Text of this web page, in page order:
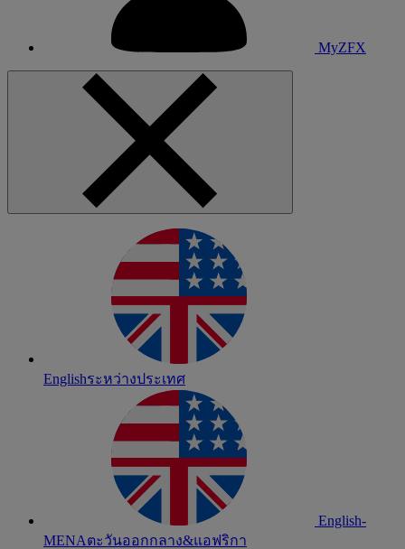
MyZFX
Englishระหว่างประเทศ
English-
MENAตะวันออกกลาง&แอฟริกา